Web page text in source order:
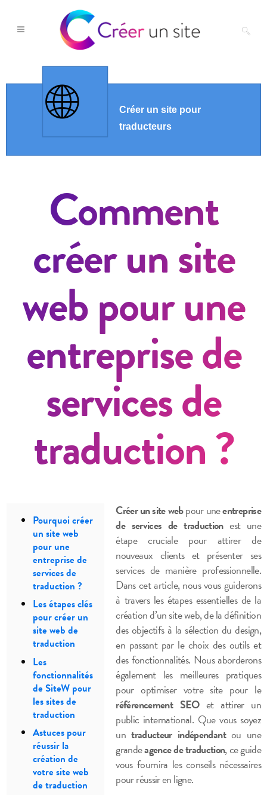
Comment
créer un site
web pour une
entreprise de
services de
traduction ?
Pourquoi créer
un site web
pour une
entreprise de
services de
traduction ?
Les étapes clés
pour créer un
site web de
traduction
Les
fonctionnalités
de SiteW pour
les sites de
traduction
Astuces pour
réussir la
création de
votre site web
de traduction
Créer un site webpour uneentreprise
de services de traductionest une
étape cruciale pour attirer de
nouveaux clients et présenter ses
services de manière professionnelle.
Dans cet article, nous vous guiderons
à travers les étapes essentielles de la
création d’un site web, de la définition
des objectifs à la sélection du design,
en passant par le choix des outils et
des fonctionnalités. Nous aborderons
également les meilleures pratiques
pour optimiser votre site pour le
référencement SEOet attirer un
public international. Que vous soyez
untraducteur indépendantou une
grandeagence de traduction, ce guide
vous fournira les conseils nécessaires
pour réussir en ligne.